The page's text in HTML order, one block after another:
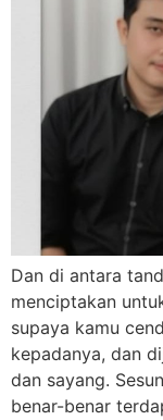
Dan di antara
menciptakan
supaya kamu
kepadanya, dan
dan sayang.
benar-benar